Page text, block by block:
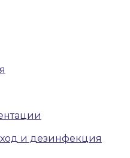
и дезинфекция